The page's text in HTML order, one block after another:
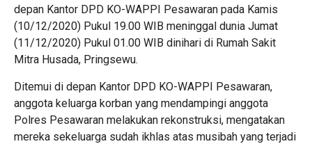
depan Kantor DPD KO-WAPPI Pesawaran pada Kamis
(10/12/2020) Pukul 19.00 WIB meninggal dunia Jumat
(11/12/2020) Pukul 01.00 WIB dinihari di Rumah Sakit
Mitra Husada, Pringsewu.
Ditemui di depan Kantor DPD KO-WAPPI Pesawaran,
anggota keluarga korban yang mendampingi anggota
Polres Pesawaran melakukan rekonstruksi, mengatakan
mereka sekeluarga sudah ikhlas atas musibah yang terjadi